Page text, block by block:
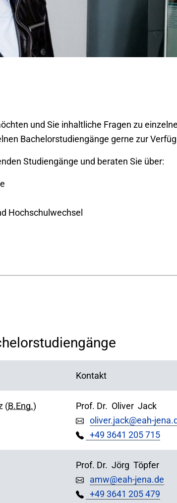
und Sie inhaltliche Fragen zu
Bachelorstudiengänge gerne zur
Studiengänge und beraten Sie über:
Hochschulwechsel
Kontakt
(B.Eng.) Prof. Dr. Oliver Jack
oliver.jack@eah-
+49 3641 205 715
Prof. Dr. Jörg Töpfer
amw@eah-jena.de
+49 3641 205 479